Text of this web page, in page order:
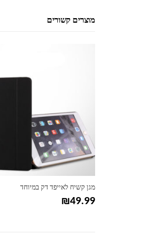
מוצרים קשורים
מגן קשיח לאייפד דק במיוחד
₪49.99